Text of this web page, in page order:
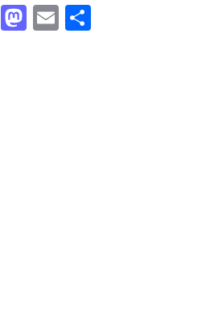
Facebook
Mastodon
Email